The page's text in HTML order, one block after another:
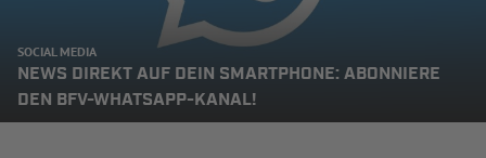
SOCIAL MEDIA
NEWS DIREKT AUF DEIN SMARTPHONE: ABONNIERE
DEN BFV-WHATSAPP-KANAL!